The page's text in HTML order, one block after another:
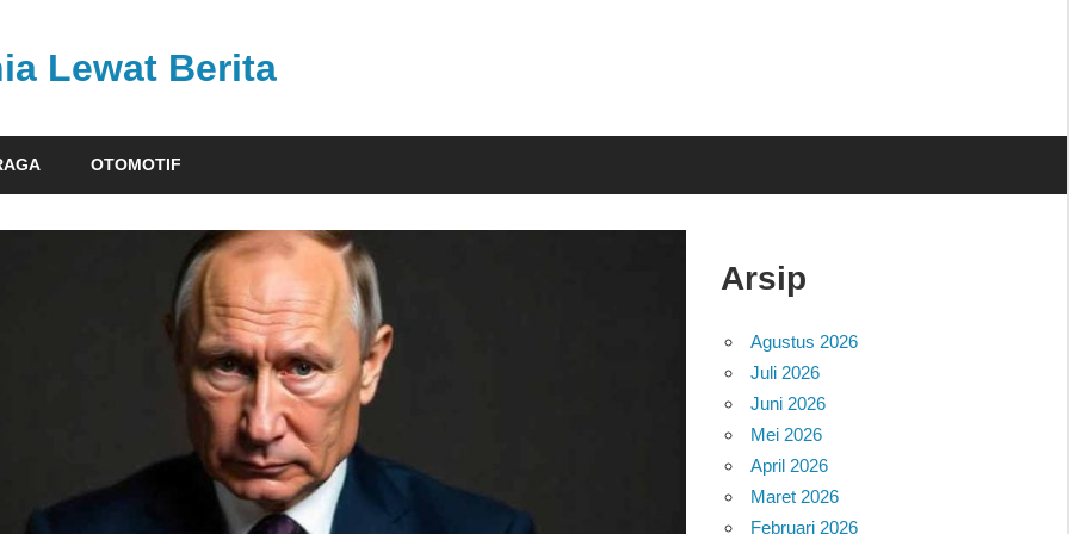
Lewat Berita
OTOMOTIF
Arsip
Agustus 2026
Juli 2026
Juni 2026
Mei 2026
April 2026
Maret 2026
Februari 2026